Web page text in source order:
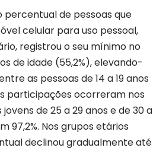
percentual de pessoas que
celular para uso pessoal,
registrou o seu mínimo no
de idade (55,2%), elevando-
as pessoas de 14 a 19 anos
participações ocorreram nos
de 25 a 29 anos e de 30 a
97,2%. Nos grupos etários
declinou gradualmente até